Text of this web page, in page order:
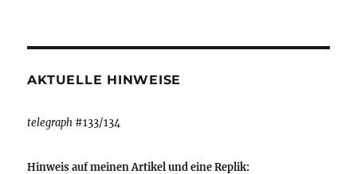
AKTUELLE HINWEISE
telegraph #133/134
Hinweis auf meinen Artikel und eine Replik: